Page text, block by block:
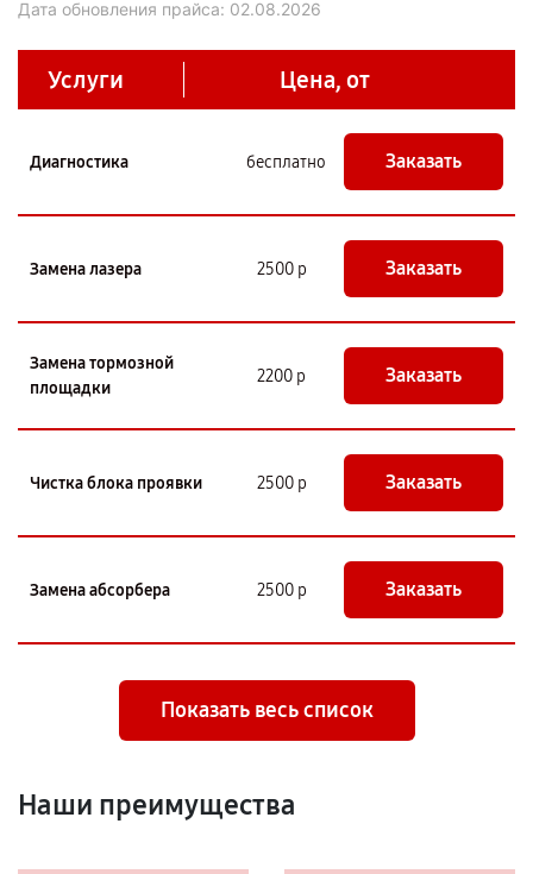
Дата обновления прайса: 02.08.2026
Услуги Цена, от
Диагностика бесплатно Заказать
Замена лазера 2500 р Заказать
Замена тормозной
площадки
2200 р Заказать
Чистка блока проявки 2500 р Заказать
Замена абсорбера 2500 р Заказать
Показать весь список
Наши преимущества